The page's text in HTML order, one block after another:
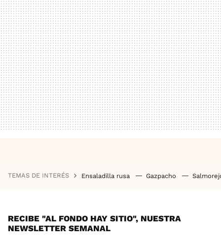
TEMAS DE INTERÉS Ensaladilla rusa Gazpacho
RECIBE "AL FONDO HAY SITIO", NUESTRA
NEWSLETTER SEMANAL